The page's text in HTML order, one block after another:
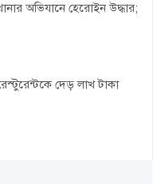
অভিযানে হেরোইন উদ্ধার;
দেড় লাখ টাকা